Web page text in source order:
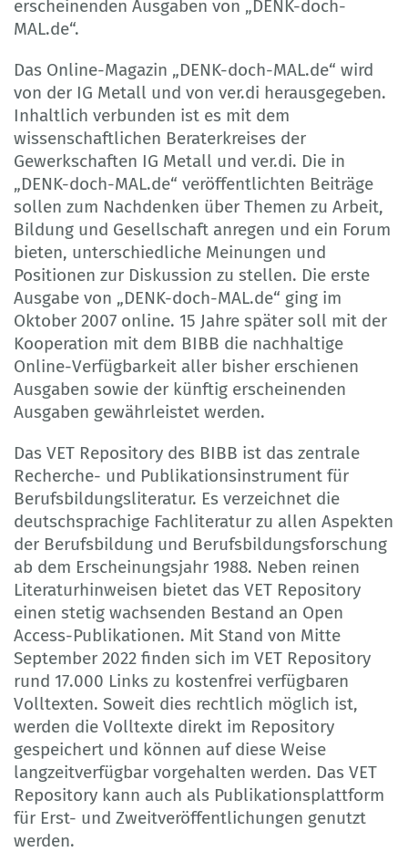
erscheinenden Ausgaben von „DENK-doch-
MAL.de“.
Das Online-Magazin „DENK-doch-MAL.de“ wird
von der IG Metall und von ver.di herausgegeben.
Inhaltlich verbunden ist es mit dem
wissenschaftlichen Beraterkreises der
Gewerkschaften IG Metall und ver.di. Die in
„DENK-doch-MAL.de“ veröffentlichten Beiträge
sollen zum Nachdenken über Themen zu Arbeit,
Bildung und Gesellschaft anregen und ein Forum
bieten, unterschiedliche Meinungen und
Positionen zur Diskussion zu stellen. Die erste
Ausgabe von „DENK-doch-MAL.de“ ging im
Oktober 2007 online. 15 Jahre später soll mit der
Kooperation mit dem BIBB die nachhaltige
Online-Verfügbarkeit aller bisher erschienen
Ausgaben sowie der künftig erscheinenden
Ausgaben gewährleistet werden.
Das VET Repository des BIBB ist das zentrale
Recherche- und Publikationsinstrument für
Berufsbildungsliteratur. Es verzeichnet die
deutschsprachige Fachliteratur zu allen Aspekten
der Berufsbildung und Berufsbildungsforschung
ab dem Erscheinungsjahr 1988. Neben reinen
Literaturhinweisen bietet das VET Repository
einen stetig wachsenden Bestand an Open
Access-Publikationen. Mit Stand von Mitte
September 2022 finden sich im VET Repository
rund 17.000 Links zu kostenfrei verfügbaren
Volltexten. Soweit dies rechtlich möglich ist,
werden die Volltexte direkt im Repository
gespeichert und können auf diese Weise
langzeitverfügbar vorgehalten werden. Das VET
Repository kann auch als Publikationsplattform
für Erst- und Zweitveröffentlichungen genutzt
werden.